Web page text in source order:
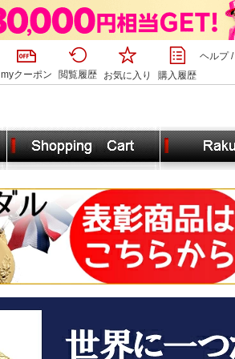
myクーポン 閲覧履歴 お気に入り 購入履歴
ヘルプ/